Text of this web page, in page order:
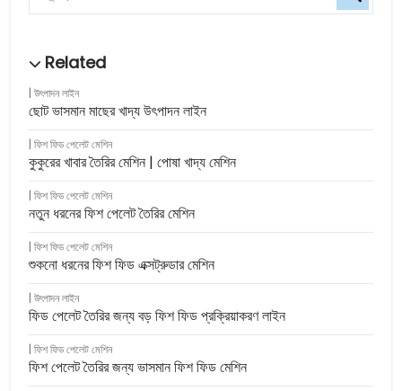
উৎপাদন লাইন
ছোট ভাসমান মাছের খাদ্য উৎপাদন লাইন
ফিশ ফিড পেলেট মেশিন
কুকুরের খাবার তৈরির মেশিন | পোষা খাদ্য মেশিন
ফিশ ফিড পেলেট মেশিন
নতুন ধরনের ফিশ পেলেট তৈরির মেশিন
ফিশ ফিড পেলেট মেশিন
শুকনো ধরনের ফিশ ফিড এক্সট্রুডার মেশিন
উৎপাদন লাইন
ফিড পেলেট তৈরির জন্য বড় ফিশ ফিড প্রক্রিয়াকরণ লাইন
ফিশ ফিড পেলেট মেশিন
ফিশ পেলেট তৈরির জন্য ভাসমান ফিশ ফিড মেশিন